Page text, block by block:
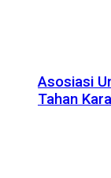
Asosiasi
Tahan